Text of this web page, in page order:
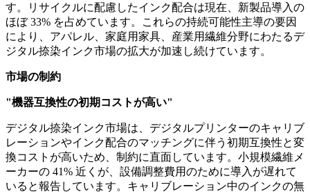
す。リサイクルに配慮したインク配合は現在、新製品導入の
ほぼ 33% を占めています。これらの持続可能性主導の要因
により、アパレル、家庭用家具、産業用繊維分野にわたるデ
ジタル捺染インク市場の拡大が加速し続けています。
市場の制約
"機器互換性の初期コストが高い"
デジタル捺染インク市場は、デジタルプリンターのキャリブ
レーションやインク配合のマッチングに伴う初期互換性と変
換コストが高いため、制約に直面しています。小規模繊維メ
ーカーの 41% 近くが、設備調整費用のために導入が遅れて
いると報告しています。キャリブレーション中のインクの無